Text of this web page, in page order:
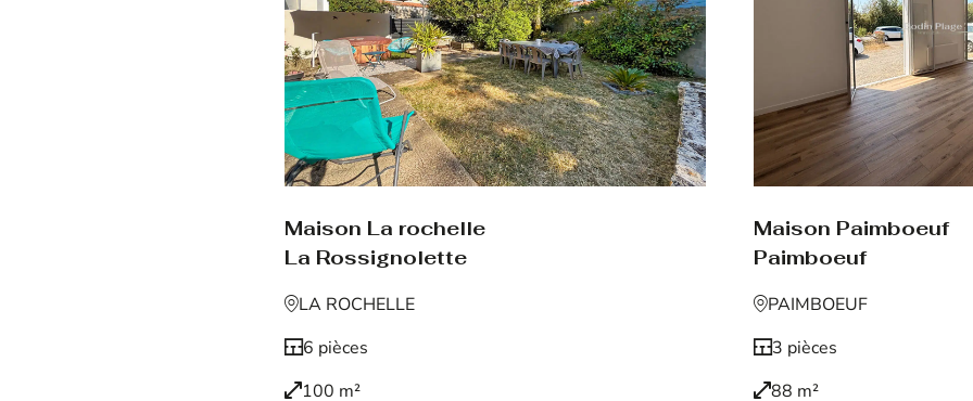
Maison La rochelle
La Rossignolette
LA ROCHELLE
6 pièces
100 m²
Maison Paimboeuf
Paimboeuf
PAIMBOEUF
3 pièces
88 m²